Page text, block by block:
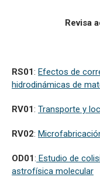
Revisa
RS01: Efectos de
hidrodinámicas de
RV01: Transporte y
RV02:
OD01: Estudio de
astrofísica molecular